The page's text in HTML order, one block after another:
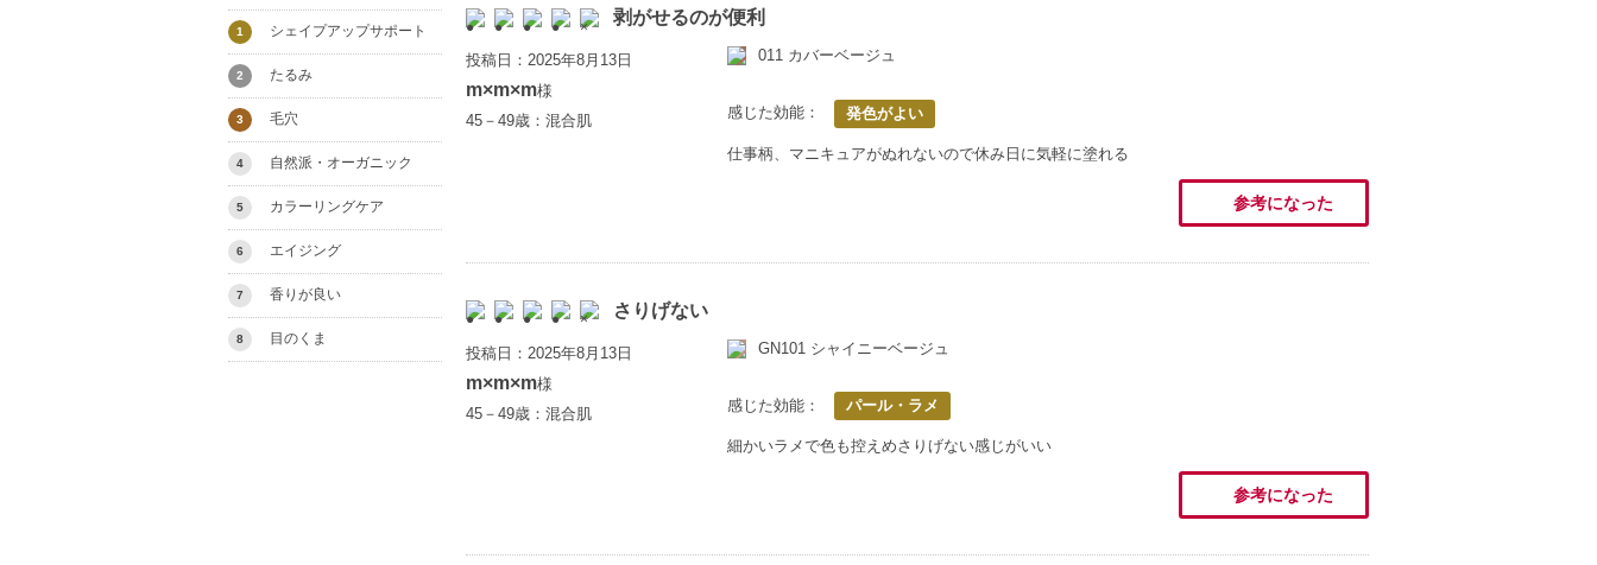
剥がせるのが便利
投稿日：2025年8月13日
m×m×m様
45－49歳：混合肌
011 カバーベージュ
感じた効能： 発色がよい
仕事柄、マニキュアがぬれないので休み日に気軽に塗れる
参考になった
さりげない
投稿日：2025年8月13日
m×m×m様
45－49歳：混合肌
GN101 シャイニーベージュ
感じた効能： パール・ラメ
細かいラメで色も控えめさりげない感じがいい
参考になった
1 シェイプアップサポート
2 たるみ
3 毛穴
4 自然派・オーガニック
5 カラーリングケア
6 エイジング
7 香りが良い
8 目のくま